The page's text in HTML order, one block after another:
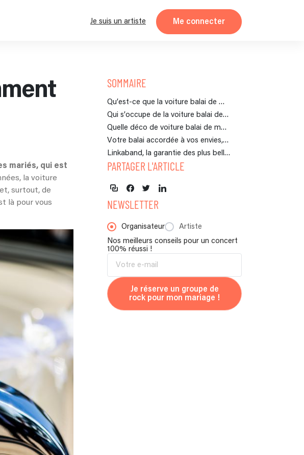
Je suis un artiste Me connecter
mariés, qui est
la voiture
surtout, de
là pour vous
SOMMAIRE
Qu’est-ce que la voiture balai de mariage ?
Qui s’occupe de la voiture balai de mariage ?
Quelle déco de voiture balai de mariage choisir ?
Votre balai accordée à vos envies, voiture balais de mariage drôle
Linkaband, la garantie des plus belles musiques pour votre mariage
PARTAGER L'ARTICLE
NEWSLETTER
Organisateur
Artiste
Nos meilleurs conseils pour un concert
100% réussi !
Je réserve un groupe de
rock pour mon mariage !